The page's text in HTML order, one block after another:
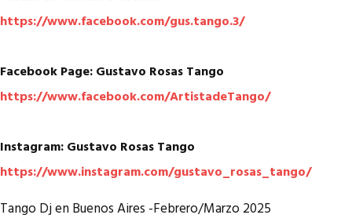
https://www.facebook.com/gus.tango.3/
Facebook Page: Gustavo Rosas Tango
https://www.facebook.com/ArtistadeTango/
Instagram: Gustavo Rosas Tango
https://www.instagram.com/gustavo_rosas_tango/
Tango Dj en Buenos Aires -Febrero/Marzo 2025